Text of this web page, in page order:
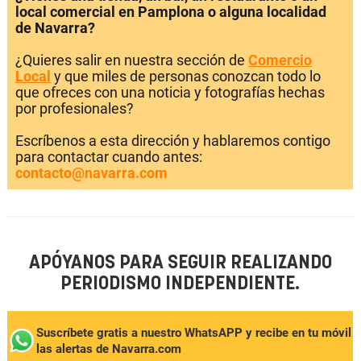
local comercial en Pamplona o alguna localidad
de Navarra?
¿Quieres salir en nuestra sección de Comercio
Local y que miles de personas conozcan todo lo
que ofreces con una noticia y fotografías hechas
por profesionales?
Escríbenos a esta dirección y hablaremos contigo
para contactar cuando antes:
contacto@navarra.com
APÓYANOS PARA SEGUIR REALIZANDO
PERIODISMO INDEPENDIENTE.
Suscríbete gratis a nuestro WhatsAPP y recibe en tu móvil
las alertas de Navarra.com